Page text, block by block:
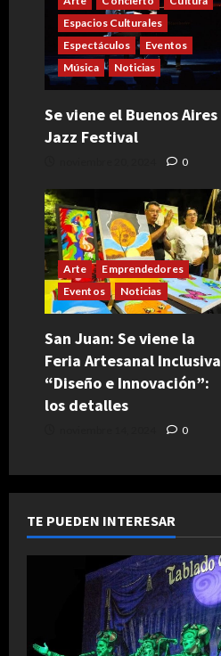
Espacios Culturales
Espectáculos
Eventos
Música
Noticias
Se viene el Buenos Aires
Jazz Festival
0
Arte
Emprendedores
Eventos
Noticias
San Juan: Se viene la
Feria Artesanal Inclusiva
“Diseño e Innovación”:
los detalles
0
TE PUEDEN INTERESAR